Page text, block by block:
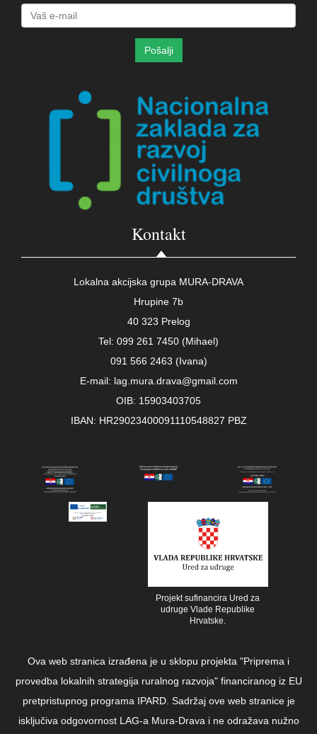
Kontakt
Lokalna akcijska grupa MURA-DRAVA
Hrupine 7b
40 323 Prelog
Tel: 099 261 7450 (Mihael)
091 566 2463 (Ivana)
E-mail: lag.mura.drava@gmail.com
OIB: 15903403705
IBAN: HR29023400091110548827 PBZ
Projekt sufinancira Ured za
udruge Vlade Republike
Hrvatske.
Ova web stranica izrađena je u sklopu projekta "Priprema i
provedba lokalnih strategija ruralnog razvoja" financiranog iz EU
pretpristupnog programa IPARD. Sadržaj ove web stranice je
isključiva odgovornost LAG-a Mura-Drava i ne odražava nužno